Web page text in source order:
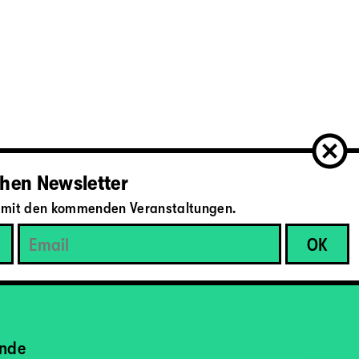
Newsletter
den kommenden Veranstaltungen.